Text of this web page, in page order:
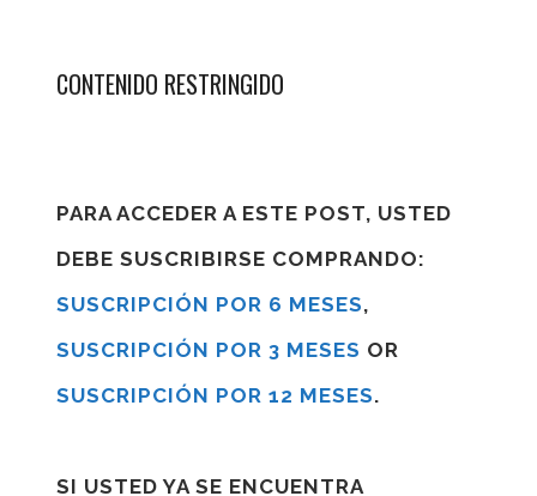
CONTENIDO RESTRINGIDO
PARA ACCEDER A ESTE POST, USTED
DEBE SUSCRIBIRSE COMPRANDO:
SUSCRIPCIÓN POR 6 MESES,
SUSCRIPCIÓN POR 3 MESES OR
SUSCRIPCIÓN POR 12 MESES.
SI USTED YA SE ENCUENTRA